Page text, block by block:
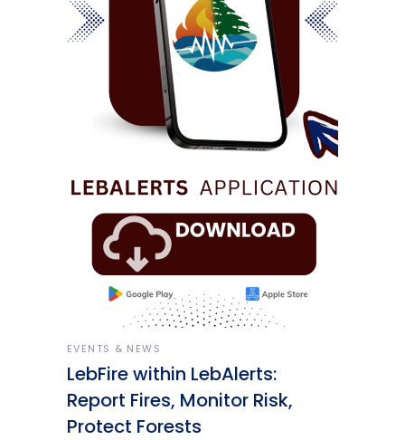
EVENTS & NEWS
LebFire within LebAlerts:
Report Fires, Monitor Risk,
Protect Forests